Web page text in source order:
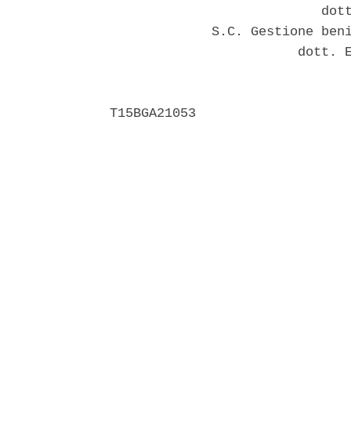
S.C. Gestione
dott.